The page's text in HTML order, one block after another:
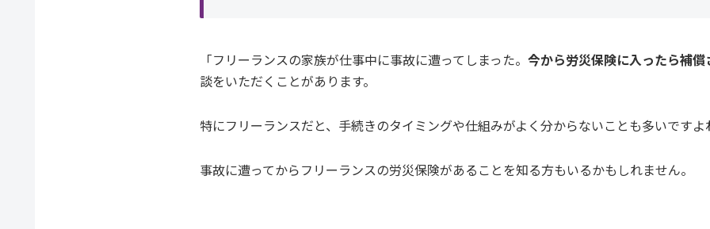
「フリーランスの家族が仕事中に事故に遭ってしまった。 今から労災保険に入ったら補
談をいただくことがあります。
特にフリーランスだと、手続きのタイミングや仕組みがよく分からないことも多いですよ
事故に遭ってからフリーランスの労災保険があることを知る方もいるかもしれません。